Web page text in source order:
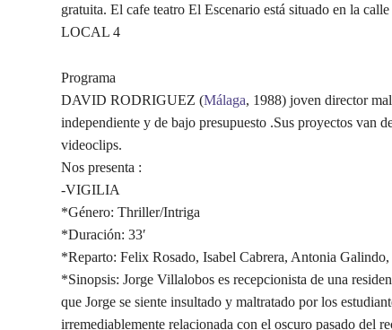
gratuita. El cafe teatro El Escenario está situado en la
LOCAL 4
Programa
DAVID RODRIGUEZ (Málaga, 1988) joven director
independiente y de bajo presupuesto .Sus proyectos van
videoclips.
Nos presenta :
-VIGILIA
*Género: Thriller/Intriga
*Duración: 33′
*Reparto: Felix Rosado, Isabel Cabrera, Antonia
*Sinopsis: Jorge Villalobos es recepcionista de una
que Jorge se siente insultado y maltratado por los
irremediablemente relacionada con el oscuro pasado del